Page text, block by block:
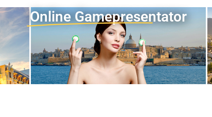
Online Gamepresentator